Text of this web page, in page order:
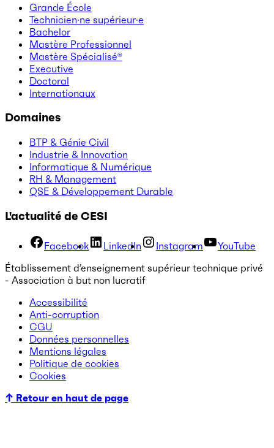
Grande École
Technicien·ne supérieur·e
Bachelor
Mastère Professionnel
Mastère Spécialisé®
Executive
Doctoral
Internationaux
Domaines
BTP & Génie Civil
Industrie & Innovation
Informatique & Numérique
RH & Management
QSE & Développement Durable
L'actualité de CESI
Facebook LinkedIn Instagram
YouTube
Établissement d’enseignement supérieur technique privé
- Association à but non lucratif
Accessibilité
Anti-corruption
CGU
Données personnelles
Mentions légales
Politique de cookies
Cookies
↑ Retour en haut de page